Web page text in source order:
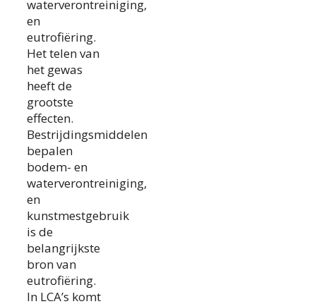
waterverontreiniging,
en
eutrofiëring.
Het telen van
het gewas
heeft de
grootste
effecten.
Bestrijdingsmiddelen
bepalen
bodem- en
waterverontreiniging,
en
kunstmestgebruik
is de
belangrijkste
bron van
eutrofiëring.
In LCA’s komt